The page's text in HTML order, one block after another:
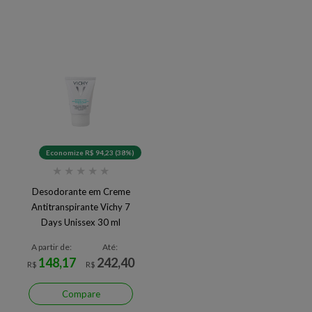
Economize R$ 94,23 (38%)
★ ★ ★ ★ ★
Desodorante em Creme
Antitranspirante Vichy 7
Days Unissex 30 ml
A partir de:
R$ 148,17
Até:
R$ 242,40
Compare